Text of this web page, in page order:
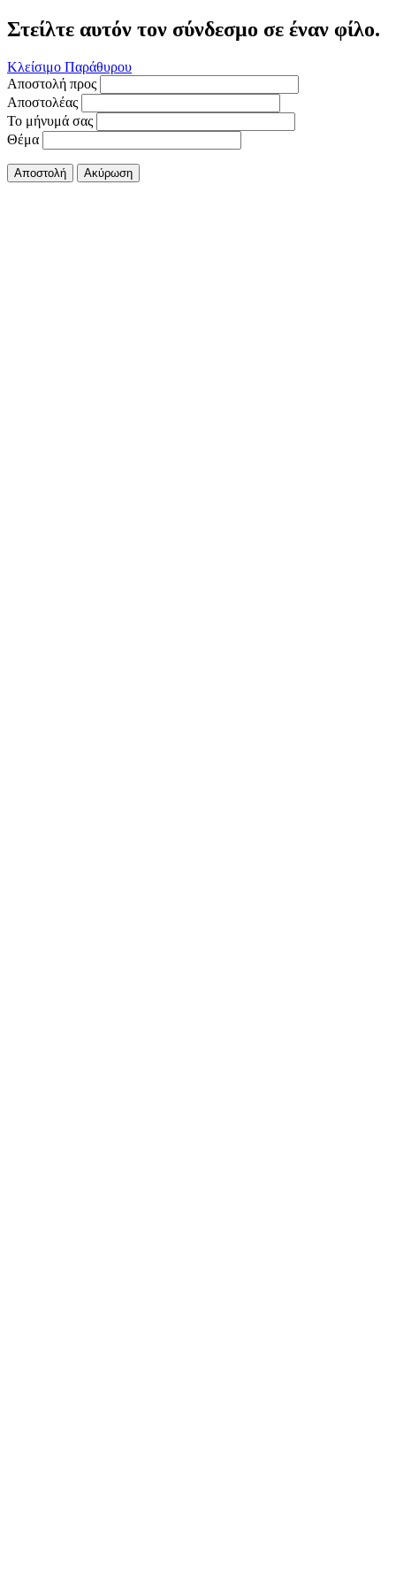
Στείλτε αυτόν τον σύνδεσμο σε έναν φίλο.
Κλείσιμο Παράθυρου
Αποστολή προς
Αποστολέας
Το μήνυμά σας
Θέμα
Αποστολή Ακύρωση